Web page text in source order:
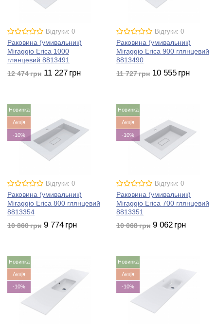
Відгуки: 0
Раковина (умивальник)
Miraggio Erica 1000
глянцевий 8813491
12 474грн 11 227 грн
Відгуки: 0
Раковина (умивальник)
Miraggio Erica 900 глянцевий
8813490
11 727грн 10 555 грн
Новинка
Акція
-10%
Відгуки: 0
Раковина (умивальник)
Miraggio Erica 800 глянцевий
8813354
10 860грн 9 774 грн
Новинка
Акція
-10%
Відгуки: 0
Раковина (умивальник)
Miraggio Erica 700 глянцевий
8813351
10 068грн 9 062 грн
Новинка
Акція
-10%
Новинка
Акція
-10%